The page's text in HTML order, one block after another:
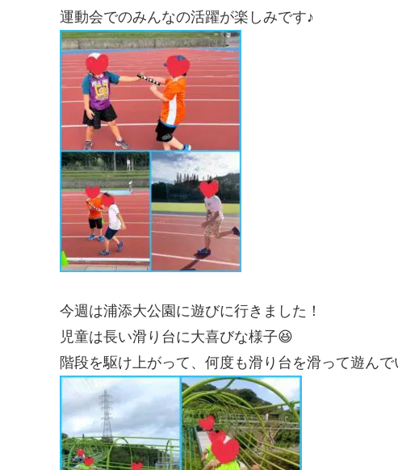
運動会でのみんなの活躍が楽しみです♪
今週は浦添大公園に遊びに行きました！
児童は長い滑り台に大喜びな様子😆
階段を駆け上がって、何度も滑り台を滑って遊んで